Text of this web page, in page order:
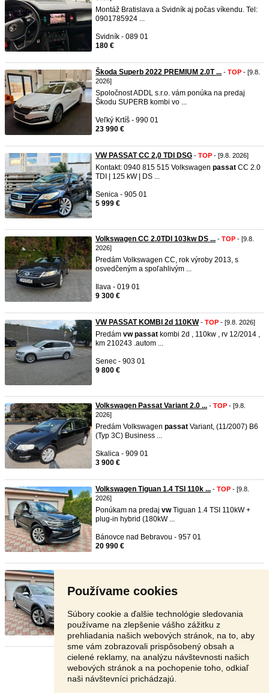
Používame cookies
Súbory cookie a ďalšie technológie sledovania
používame na zlepšenie vášho zážitku z
prehliadania našich webových stránok, na to, aby
sme vám zobrazovali prispôsobený obsah a
cielené reklamy, na analýzu návštevnosti našich
webových stránok a na pochopenie toho, odkiaľ
naši návštevníci prichádzajú.
Montáž Bratislava a Svidník aj počas víkendu. Tel:
0901785924 ...
Svidník - 089 01
180 €
Škoda Superb 2022 PREMIUM 2.0T ... - TOP - [9.8.
2026]
Spoločnost ADDL s.r.o. vám ponúka na predaj
Škodu SUPERB kombi vo ...
Veľký Krtíš - 990 01
23 990 €
VW PASSAT CC 2,0 TDI DSG - TOP - [9.8. 2026]
Kontakt: 0940 815 515 Volkswagen passat CC 2.0
TDI | 125 kW | DS ...
Senica - 905 01
5 999 €
Volkswagen CC 2.0TDI 103kw DS ... - TOP - [9.8.
2026]
Predám Volkswagen CC, rok výroby 2013, s
osvedčeným a spoľahlivým ...
Ilava - 019 01
9 300 €
VW PASSAT KOMBI 2d 110KW- TOP - [9.8. 2026]
Predám vw passat kombi 2d , 110kw , rv 12/2014 ,
km 210243 .autom ...
Senec - 903 01
9 800 €
Volkswagen Passat Variant 2.0 ... - TOP - [9.8.
2026]
Predám Volkswagen passat Variant, (11/2007) B6
(Typ 3C) Business ...
Skalica - 909 01
3 900 €
Volkswagen Tiguan 1.4 TSI 110k ... - TOP - [9.8.
2026]
Ponúkam na predaj vwTiguan 1.4 TSI 110kW +
plug-in hybrid (180kW ...
Bánovce nad Bebravou - 957 01
20 990 €
Ponúkam na predaj Volkswagen
B8 2.0 TDI s automat ...
Bánovce nad Bebravou - 957 01
Stránka: 1 2 3 Ďalšia